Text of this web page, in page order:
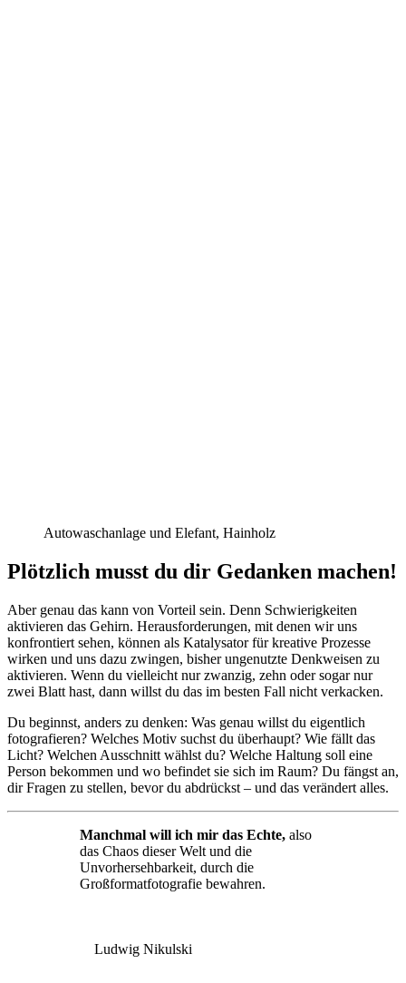
Autowaschanlage und Elefant, Hainholz
Plötzlich musst du dir Gedanken machen!
Aber genau das kann von Vorteil sein. Denn Schwierigkeiten
aktivieren das Gehirn. Herausforderungen, mit denen wir uns
konfrontiert sehen, können als Katalysator für kreative Prozesse
wirken und uns dazu zwingen, bisher ungenutzte Denkweisen zu
aktivieren. Wenn du vielleicht nur zwanzig, zehn oder sogar nur
zwei Blatt hast, dann willst du das im besten Fall nicht verkacken.
Du beginnst, anders zu denken: Was genau willst du eigentlich
fotografieren? Welches Motiv suchst du überhaupt? Wie fällt das
Licht? Welchen Ausschnitt wählst du? Welche Haltung soll eine
Person bekommen und wo befindet sie sich im Raum? Du fängst an,
dir Fragen zu stellen, bevor du abdrückst – und das verändert alles.
Manchmal will ich mir das Echte, also
das Chaos dieser Welt und die
Unvorhersehbarkeit, durch die
Großformatfotografie bewahren.
Ludwig Nikulski